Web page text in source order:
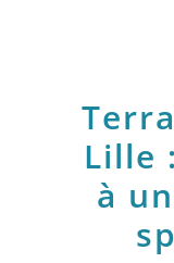
Lille
à